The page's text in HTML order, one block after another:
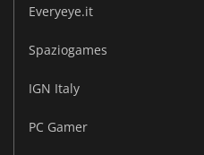
Everyeye.it
Spaziogames
IGN Italy
PC Gamer